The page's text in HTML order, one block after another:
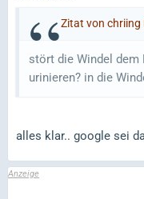
Zitat von chriing
stört die Windel dem
urinieren? in die
alles klar.. google sei